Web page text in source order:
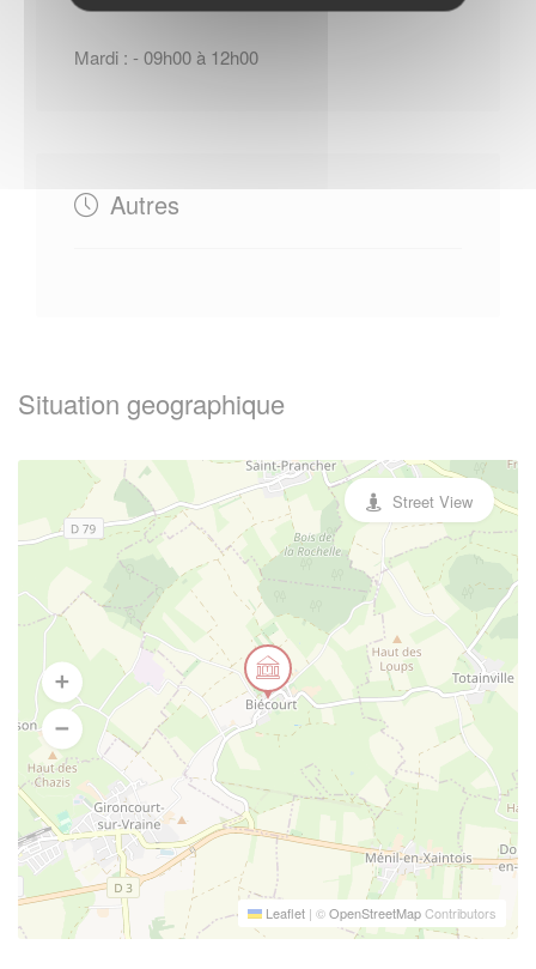
Mardi : - 09h00 à 12h00
Autres
Situation geographique
Leaflet | ©OpenStreetMapContributors
Street View